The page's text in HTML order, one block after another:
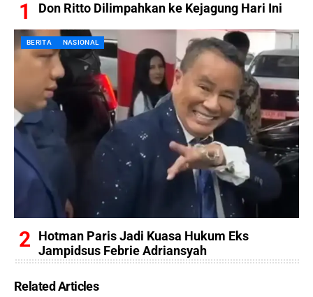
Don Ritto Dilimpahkan ke Kejagung Hari Ini
BERITA NASIONAL
Hotman Paris Jadi Kuasa Hukum Eks
Jampidsus Febrie Adriansyah
Related Articles